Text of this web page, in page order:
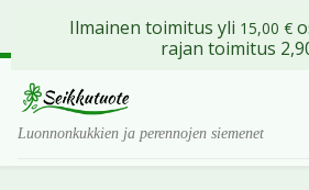
Skip to content
Luonnonkukkien ja perennojen siemenet
Ilmainen toimitus yli 15,00 €
rajan toimitus